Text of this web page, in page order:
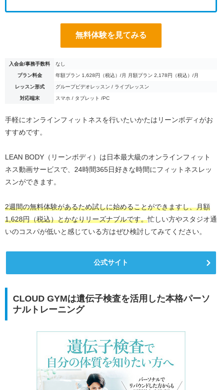
無料体験を見てみる
入会金/事務手数料 なし
プラン料金 年額プラン 1,628円（税込）/月 月額プラン 2,178円（税込）/月
レッスン形式 グループビデオレッスン / ライブレッスン
対応端末 スマホ / タブレット /PC
手軽にオンラインフィットネスを行いたいかたはリーンボディがお
すすめです。
LEAN BODY（リーンボディ）は日本最大級のオンラインフィット
ネス動画サービスで、24時間365日好きな時間にフィットネスレッ
スンができます。
2週間の無料体験があるため試しに始めることができますし、月額
1,628円（税込）とかなりリーズナブルです。忙しい方やスタジオ通
いのコスパが低いと感じている方はぜひ検討してみてください。
公式サイト
CLOUD GYMは遺伝子検査を活用した本格パーソ
ナルトレーニング